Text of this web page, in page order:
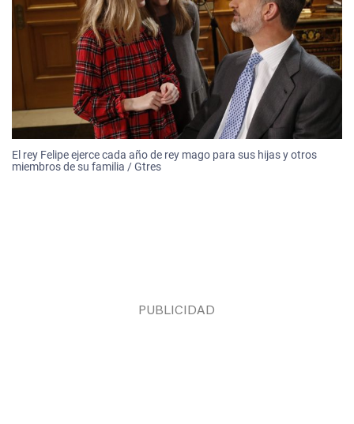
El rey Felipe ejerce cada año de rey mago para sus hijas y otros
miembros de su familia / Gtres